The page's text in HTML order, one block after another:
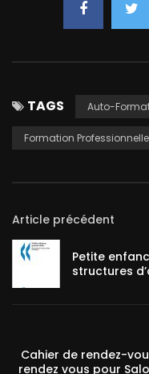
TAGS Auto-
Formation Professionnelle
Article précédent
Petite
structures
Cahier de rendez-
rendez vous pour